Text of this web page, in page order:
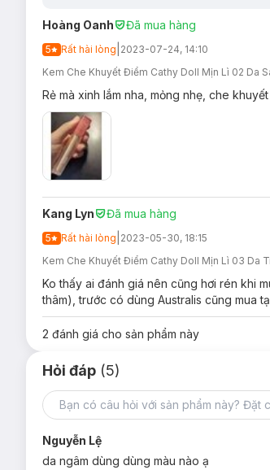
Hoàng Oanh Đã mua hàng
5 Rất hài lòng 2023-07-24, 14:10
Kem Che Khuyết Điểm Cathy Doll Mịn Lì 02 Da
Rẻ mà xinh lắm nha, mỏng nhẹ, che
Kang Lyn Đã mua hàng
5 Rất hài lòng 2023-05-30, 18:15
Kem Che Khuyết Điểm Cathy Doll Mịn Lì 03 Da
Ko thấy ai đánh giá nên cũng hơi rén khi
thâm), trước có dùng Australis cũng mua
2 đánh giá cho sản phẩm này
Hỏi đáp (5)
Nguyễn Lệ
da ngâm dùng dùng màu nào ạ